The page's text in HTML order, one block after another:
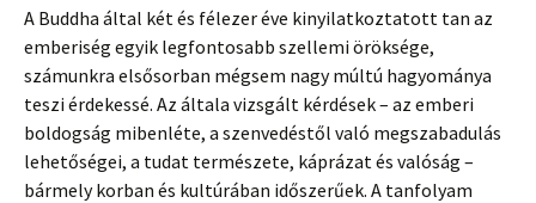
A Buddha által két és félezer éve kinyilatkoztatott tan az
emberiség egyik legfontosabb szellemi öröksége,
számunkra elsősorban mégsem nagy múltú hagyománya
teszi érdekessé. Az általa vizsgált kérdések – az emberi
boldogság mibenléte, a szenvedéstől való megszabadulás
lehetőségei, a tudat természete, káprázat és valóság –
bármely korban és kultúrában időszerűek. A tanfolyam